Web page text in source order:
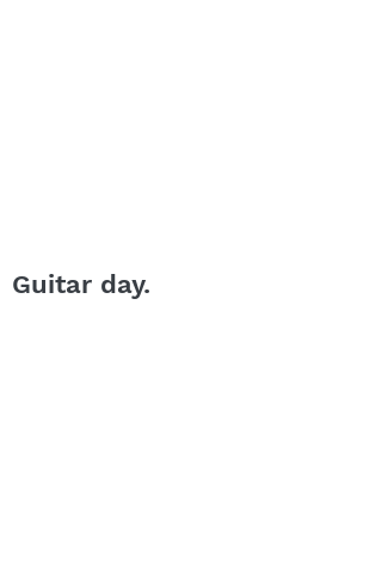
Guitar day.